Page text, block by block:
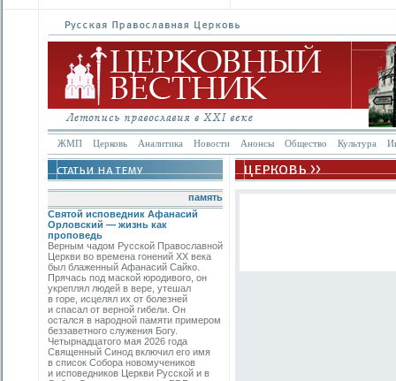
ЖМП Церковь Аналитика Новости Анонсы Общество Культура
память
Святой исповедник Афанасий
Орловский — жизнь как
проповедь
Верным чадом Русской Православной
Церкви во времена гонений XX века
был блаженный Афанасий Сайко.
Прячась под маской юродивого, он
укреплял людей в вере, утешал
в горе, исцелял их от болезней
и спасал от верной гибели. Он
остался в народной памяти примером
беззаветного служения Богу.
Четырнадцатого мая 2026 года
Священный Синод включил его имя
в список Собора новомучеников
и исповедников Церкви Русской и в